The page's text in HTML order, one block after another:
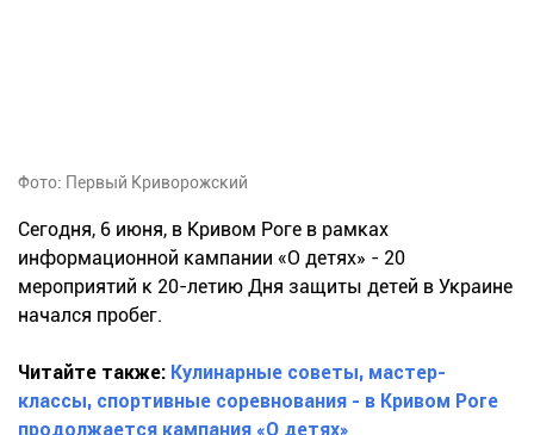
Фото: Первый Криворожский
Сегодня, 6 июня, в Кривом Роге в рамках
информационной кампании «О детях» - 20
мероприятий к 20-летию Дня защиты детей в Украине
начался пробег.
Читайте также: Кулинарные советы, мастер-
классы, спортивные соревнования - в Кривом Роге
продолжается кампания «О детях»